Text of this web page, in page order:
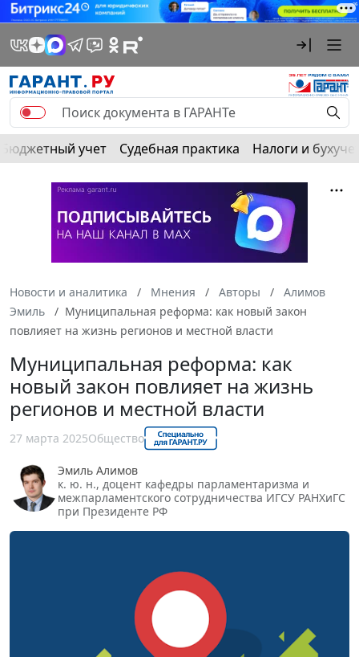
Бюджетный учет Судебная практика Налоги и
Новости и аналитика Мнения Авторы
Алимов
Эмиль
Муниципальная реформа: как новый закон
повлияет на жизнь регионов и местной власти
Муниципальная реформа: как
новый закон повлияет на жизнь
регионов и местной власти
27 марта 2025Общество
Эмиль Алимов
к. ю. н., доцент кафедры парламентаризма и
межпарламентского сотрудничества ИГСУ РАНХиГС
при Президенте РФ